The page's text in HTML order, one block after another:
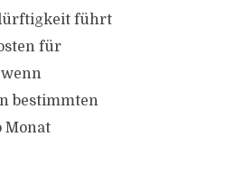
führt
für
bestimmten
Monat